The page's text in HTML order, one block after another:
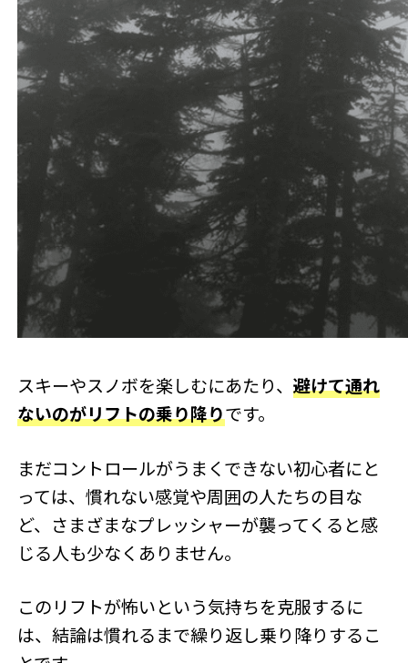
スキーやスノボを楽しむにあたり、避けて通れ
ないのがリフトの乗り降りです。
まだコントロールがうまくできない初心者にと
っては、慣れない感覚や周囲の人たちの目な
ど、さまざまなプレッシャーが襲ってくると感
じる人も少なくありません。
このリフトが怖いという気持ちを克服するに
は、結論は慣れるまで繰り返し乗り降りするこ